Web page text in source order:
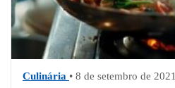
Culinária • 8 de setembro de 2021